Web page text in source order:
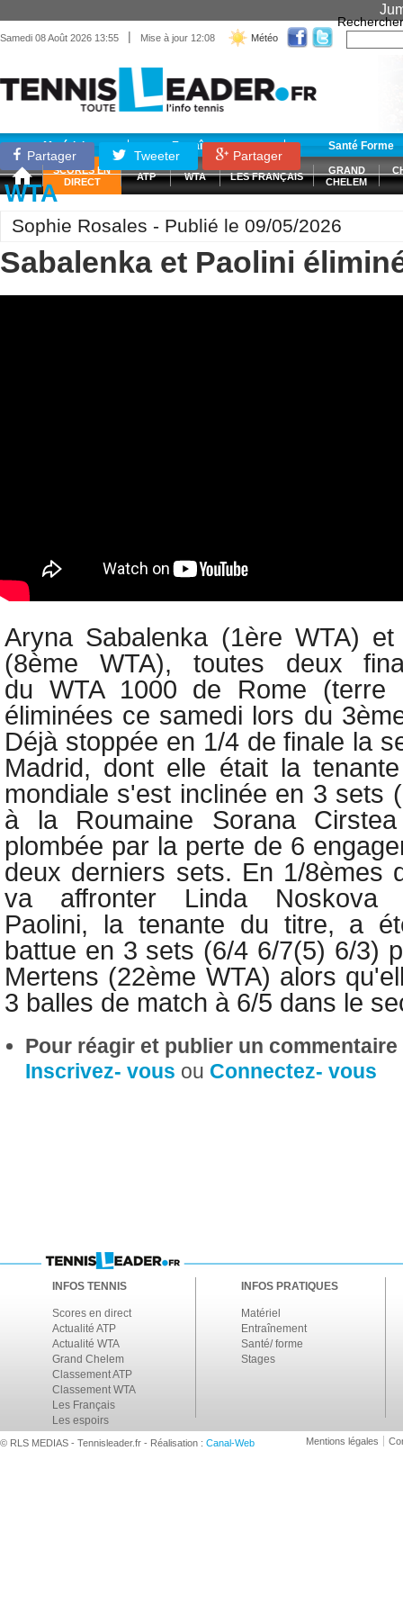
Samedi 08 Août 2026 13:55 | Mise à jour 12:08 Météo
Rechercher
Matériel Entraînement Santé Forme
SCORES EN
DIRECT
ATP WTA LES FRANÇAIS
GRAND
CHELEM
Partager Tweeter Partager
WTA
Sophie Rosales - Publié le 09/05/2026
Sabalenka et Paolini
Aryna Sabalenka (1ère WTA)
(8ème WTA), toutes deux
du WTA 1000 de Rome (terre
éliminées ce samedi lors du
Déjà stoppée en 1/4 de finale la
Madrid, dont elle était la
mondiale s'est inclinée en 3 sets
à la Roumaine Sorana
plombée par la perte de 6
deux derniers sets. En 1/8èmes
va affronter Linda Noskova
Paolini, la tenante du titre, a
battue en 3 sets (6/4 6/7(5) 6/3)
Mertens (22ème WTA) alors
3 balles de match à 6/5 dans le
Pour réagir et publier un
Inscrivez- vous ou Connectez- vous
INFOS TENNIS
Scores en direct
Actualité ATP
Actualité WTA
Grand Chelem
Classement ATP
Classement WTA
Les Français
Les espoirs
INFOS PRATIQUES
Matériel
Entraînement
Santé/ forme
Stages
© RLS MEDIAS - Tennisleader.fr - Réalisation : Canal-Web Mentions légales